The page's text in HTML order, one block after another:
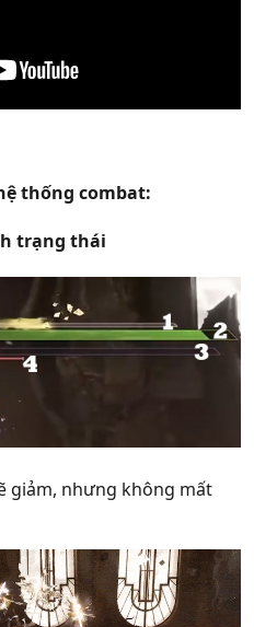
thống combat:
trạng thái
giảm, nhưng không mất